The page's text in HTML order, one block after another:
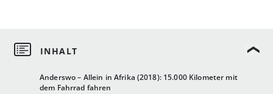
Anderswo – Allein in Afrika (2018): 15.000 Kilometer mit
dem Fahrrad fahren